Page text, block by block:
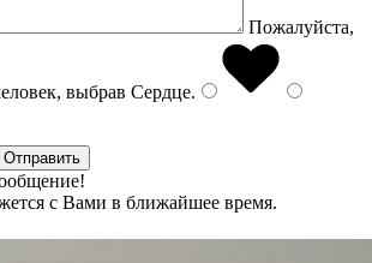
Пожалуйста,
выбрав Сердце.
с Вами в ближайшее время.